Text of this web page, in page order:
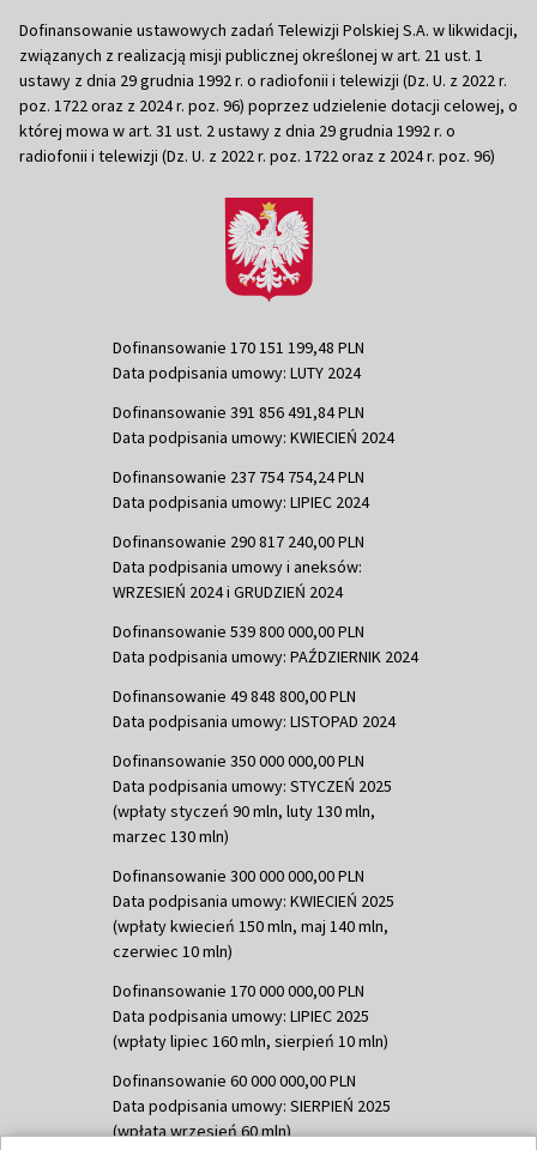
Dofinansowanie ustawowych zadań Telewizji Polskiej S.A. w likwidacji,
związanych z realizacją misji publicznej określonej w art. 21 ust. 1
ustawy z dnia 29 grudnia 1992 r. o radiofonii i telewizji (Dz. U. z 2022 r.
poz. 1722 oraz z 2024 r. poz. 96) poprzez udzielenie dotacji celowej, o
której mowa w art. 31 ust. 2 ustawy z dnia 29 grudnia 1992 r. o
radiofonii i telewizji (Dz. U. z 2022 r. poz. 1722 oraz z 2024 r. poz. 96)
Dofinansowanie 170 151 199,48 PLN
Data podpisania umowy: LUTY 2024
Dofinansowanie 391 856 491,84 PLN
Data podpisania umowy: KWIECIEŃ 2024
Dofinansowanie 237 754 754,24 PLN
Data podpisania umowy: LIPIEC 2024
Dofinansowanie 290 817 240,00 PLN
Data podpisania umowy i aneksów:
WRZESIEŃ 2024 i GRUDZIEŃ 2024
Dofinansowanie 539 800 000,00 PLN
Data podpisania umowy: PAŹDZIERNIK 2024
Dofinansowanie 49 848 800,00 PLN
Data podpisania umowy: LISTOPAD 2024
Dofinansowanie 350 000 000,00 PLN
Data podpisania umowy: STYCZEŃ 2025
(wpłaty styczeń 90 mln, luty 130 mln,
marzec 130 mln)
Dofinansowanie 300 000 000,00 PLN
Data podpisania umowy: KWIECIEŃ 2025
(wpłaty kwiecień 150 mln, maj 140 mln,
czerwiec 10 mln)
Dofinansowanie 170 000 000,00 PLN
Data podpisania umowy: LIPIEC 2025
(wpłaty lipiec 160 mln, sierpień 10 mln)
Dofinansowanie 60 000 000,00 PLN
Data podpisania umowy: SIERPIEŃ 2025
(wpłata wrzesień 60 mln)